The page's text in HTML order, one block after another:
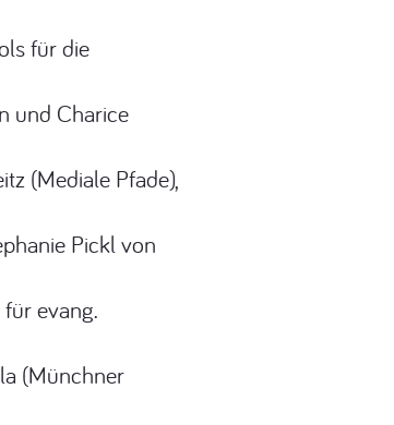
für die
und Charice
(Mediale Pfade),
Pickl von
evang.
(Münchner